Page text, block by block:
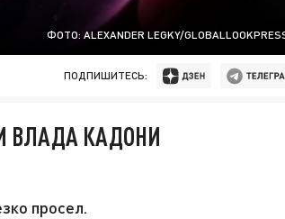
ФОТО: ALEXANDER LEGKY/
ПОДПИШИТЕСЬ:
ВЛАДА КАДОНИ
просел.